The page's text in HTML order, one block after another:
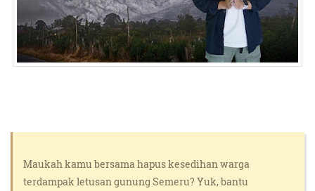
Maukah kamu bersama hapus kesedihan warga
terdampak letusan gunung Semeru? Yuk, bantu